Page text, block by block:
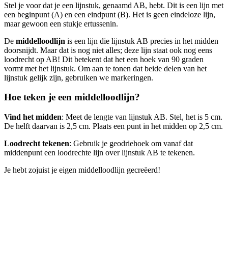
Stel je voor dat je een lijnstuk, genaamd AB, hebt. Dit is een lijn met
een beginpunt (A) en een eindpunt (B). Het is geen eindeloze lijn,
maar gewoon een stukje ertussenin.
De middelloodlijn is een lijn die lijnstuk AB precies in het midden
doorsnijdt. Maar dat is nog niet alles; deze lijn staat ook nog eens
loodrecht op AB! Dit betekent dat het een hoek van 90 graden
vormt met het lijnstuk. Om aan te tonen dat beide delen van het
lijnstuk gelijk zijn, gebruiken we markeringen.
Hoe teken je een middelloodlijn?
Vind het midden: Meet de lengte van lijnstuk AB. Stel, het is 5 cm.
De helft daarvan is 2,5 cm. Plaats een punt in het midden op 2,5 cm.
Loodrecht tekenen: Gebruik je geodriehoek om vanaf dat
middenpunt een loodrechte lijn over lijnstuk AB te tekenen.
Je hebt zojuist je eigen middelloodlijn gecreëerd!